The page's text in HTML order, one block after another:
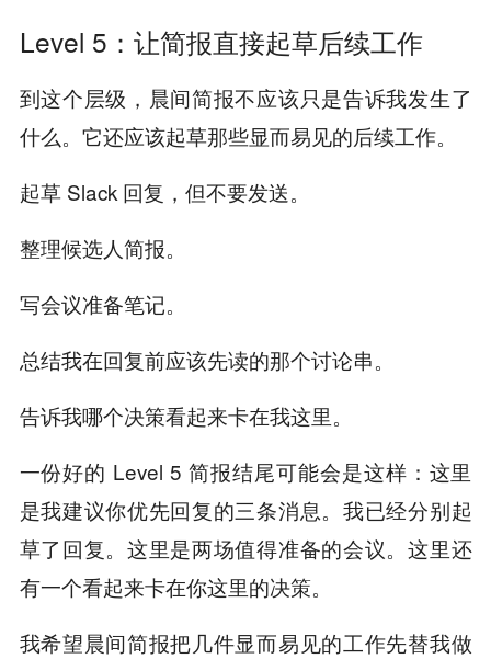
Level 5：让简报直接起草后续工作
到这个层级，晨间简报不应该只是告诉我发生了
什么。它还应该起草那些显而易见的后续工作。
起草 Slack 回复，但不要发送。
整理候选人简报。
写会议准备笔记。
总结我在回复前应该先读的那个讨论串。
告诉我哪个决策看起来卡在我这里。
一份好的 Level 5 简报结尾可能会是这样：这里
是我建议你优先回复的三条消息。我已经分别起
草了回复。这里是两场值得准备的会议。这里还
有一个看起来卡在你这里的决策。
我希望晨间简报把几件显而易见的工作先替我做